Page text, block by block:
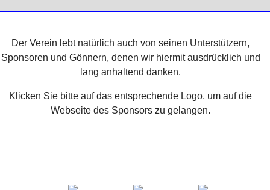
Der Verein lebt natürlich auch von seinen Unterstützern,
Sponsoren und Gönnern, denen wir hiermit ausdrücklich und
lang anhaltend danken.
Klicken Sie bitte auf das entsprechende Logo, um auf die
Webseite des Sponsors zu gelangen.